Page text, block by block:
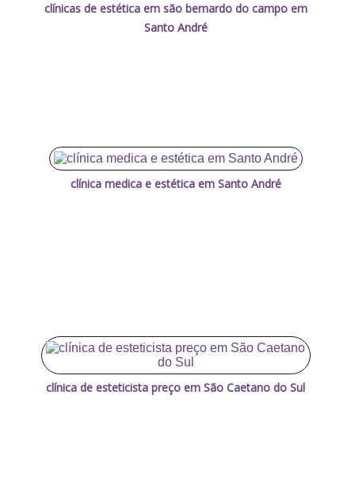
clínicas de estética em são bernardo do campo em
Santo André
clínica medica e estética em Santo André
clínica de esteticista preço em São Caetano do Sul